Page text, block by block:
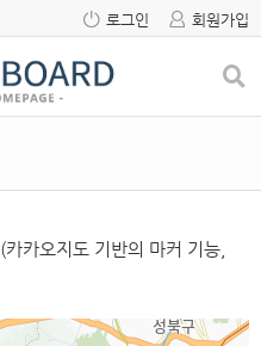
로그인 회원가입
(카카오지도 기반의 마커 기능,